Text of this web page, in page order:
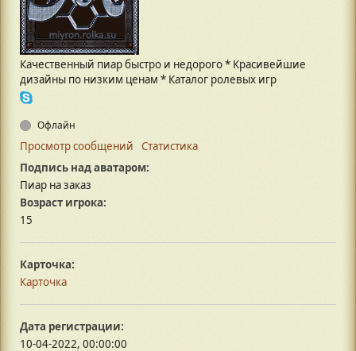
Качественный пиар быстро и недорого * Красивейшие
дизайны по низким ценам * Каталог ролевых игр
Офлайн
Просмотр сообщений
Статистика
Подпись над аватаром:
Пиар на заказ
Возраст игрока:
15
Карточка:
Карточка
Дата регистрации:
10-04-2022, 00:00:00